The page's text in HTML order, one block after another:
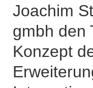
Joachim
gmbh den
Konzept